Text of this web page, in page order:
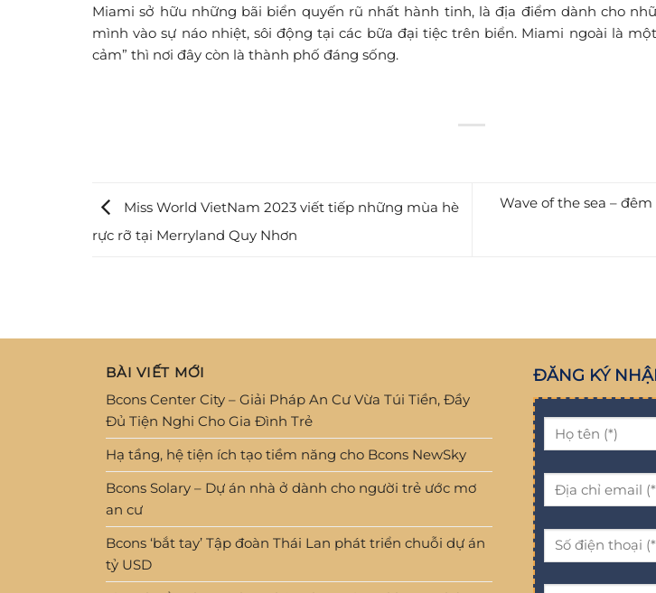
Miami sở hữu những bãi biển quyến rũ nhất hành tinh, là địa điểm dành cho
mình vào sự náo nhiệt, sôi động tại các bữa đại tiệc trên biển. Miami ngoài là
cảm” thì nơi đây còn là thành phố đáng sống.
Miss World VietNam 2023 viết tiếp những mùa hè
rực rỡ tại Merryland Quy Nhơn
Wave of the sea –
BÀI VIẾT MỚI
Bcons Center City – Giải Pháp An Cư Vừa Túi Tiền, Đầy
Đủ Tiện Nghi Cho Gia Đình Trẻ
Hạ tầng, hệ tiện ích tạo tiềm năng cho Bcons NewSky
Bcons Solary – Dự án nhà ở dành cho người trẻ ước mơ
an cư
Bcons ‘bắt tay’ Tập đoàn Thái Lan phát triển chuỗi dự án
tỷ USD
ĐĂNG KÝ